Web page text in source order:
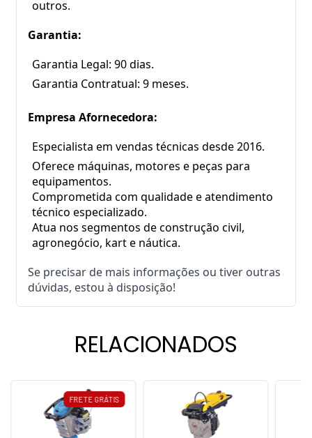
outros.
Garantia:
Garantia Legal: 90 dias.
Garantia Contratual: 9 meses.
Empresa Afornecedora:
Especialista em vendas técnicas desde 2016.
Oferece máquinas, motores e peças para
equipamentos.
Comprometida com qualidade e atendimento
técnico especializado.
Atua nos segmentos de construção civil,
agronegócio, kart e náutica.
Se precisar de mais informações ou tiver outras
dúvidas, estou à disposição!
RELACIONADOS
FRETE GRÁTIS